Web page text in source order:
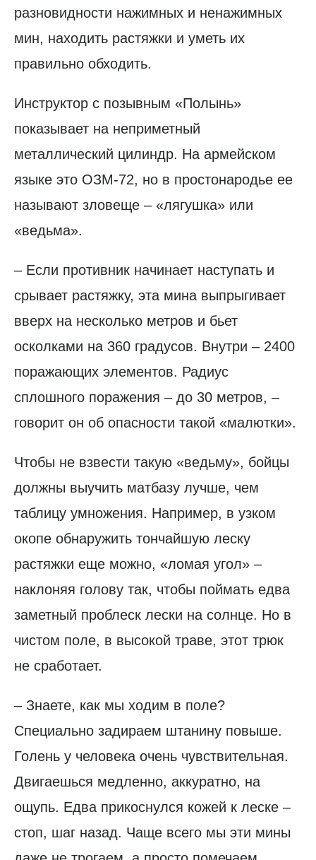
разновидности нажимных и ненажимных
мин, находить растяжки и уметь их
правильно обходить.
Инструктор с позывным «Полынь»
показывает на неприметный
металлический цилиндр. На армейском
языке это ОЗМ-72, но в простонародье ее
называют зловеще – «лягушка» или
«ведьма».
– Если противник начинает наступать и
срывает растяжку, эта мина выпрыгивает
вверх на несколько метров и бьет
осколками на 360 градусов. Внутри – 2400
поражающих элементов. Радиус
сплошного поражения – до 30 метров, –
говорит он об опасности такой «малютки».
Чтобы не взвести такую «ведьму», бойцы
должны выучить матбазу лучше, чем
таблицу умножения. Например, в узком
окопе обнаружить тончайшую леску
растяжки еще можно, «ломая угол» –
наклоняя голову так, чтобы поймать едва
заметный проблеск лески на солнце. Но в
чистом поле, в высокой траве, этот трюк
не сработает.
– Знаете, как мы ходим в поле?
Специально задираем штанину повыше.
Голень у человека очень чувствительная.
Двигаешься медленно, аккуратно, на
ощупь. Едва прикоснулся кожей к леске –
стоп, шаг назад. Чаще всего мы эти мины